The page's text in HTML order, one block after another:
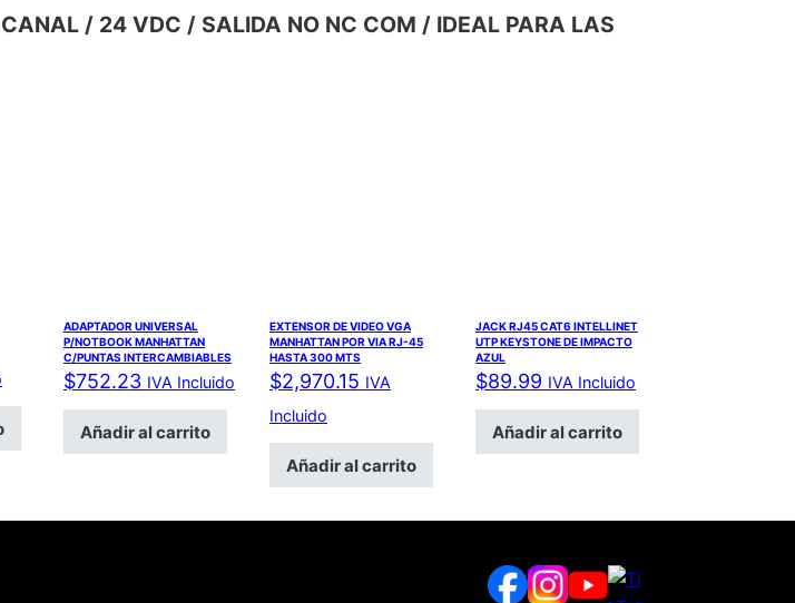
/ 24 VDC / SALIDA NO NC COM / IDEAL PARA LAS
ADAPTADOR UNIVERSAL
P/NOTBOOK MANHATTAN
C/PUNTAS INTERCAMBIABLES
$752.23 IVA Incluido
Añadir al carrito
EXTENSOR DE VIDEO VGA
MANHATTAN POR VIA RJ-45
HASTA 300 MTS
$2,970.15 IVA
Incluido
Añadir al carrito
JACK RJ45 CAT6 INTELLINET
UTP KEYSTONE DE IMPACTO
AZUL
$89.99 IVA Incluido
Añadir al carrito